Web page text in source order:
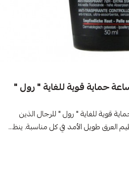
مزيل العرق 72 ساعة حماية قوية للغاية " رول "
72 ساعة حماية قوية للغاية " رول " للرجال الذين
العرق طويل الأمد في كل مناسبة. ينظ...